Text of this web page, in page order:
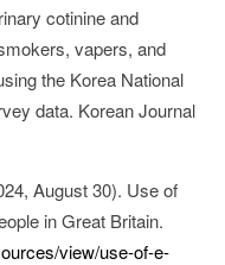
cotinine and
vapers, and
the Korea National
data. Korean Journal
August 30). Use of
in Great Britain.
view/use-of-e-